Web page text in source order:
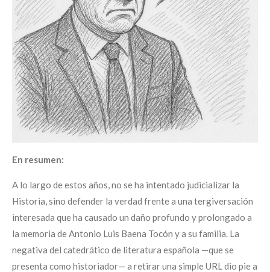
En resumen:
A lo largo de estos años, no se ha intentado judicializar la
Historia, sino defender la verdad frente a una tergiversación
interesada que ha causado un daño profundo y prolongado a
la memoria de Antonio Luis Baena Tocón y a su familia. La
negativa del catedrático de literatura española —que se
presenta como historiador— a retirar una simple URL dio pie a